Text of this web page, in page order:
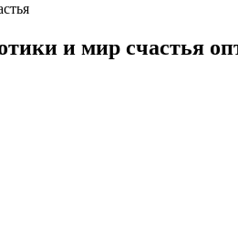
и мир счастья